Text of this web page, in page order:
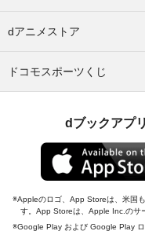
dアニメストア
ドコモスポーツくじ
dブックアプ
Appleのロゴ、App Storeは、米国
す。App Storeは、Apple Inc.のサ
Google Play および Google Play